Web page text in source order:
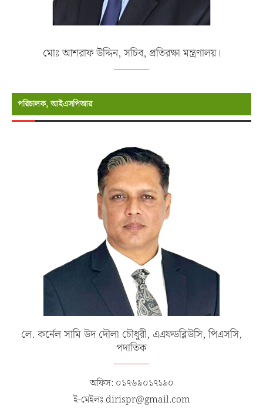
মোঃ আশরাফ উদ্দিন, সচিব, প্রতিরক্ষা মন্ত্রণালয়।
পরিচালক, আইএসপিআর
লে. কর্নেল সামি উদ দৌলা চৌধুরী, এএফডব্লিউসি, পিএসসি,
পদাতিক
অফিস: ০১৭৬৯০১৭১৯০
ই-মেইলঃ dirispr@gmail.com